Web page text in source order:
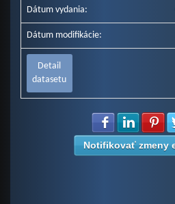
Dátum vydania:
Dátum modifikácie:
Detail
datasetu
Zdielať na
Notifikovať zmeny